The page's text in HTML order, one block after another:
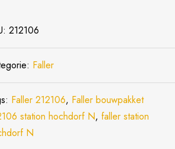
212106
Faller
Faller 212106, Faller bouwpakket
station hochdorf N, faller station
N